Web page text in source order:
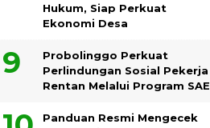
Hukum, Siap Perkuat
Ekonomi Desa
Probolinggo Perkuat
Perlindungan Sosial Pekerja
Rentan Melalui Program SAE
Panduan Resmi Mengecek